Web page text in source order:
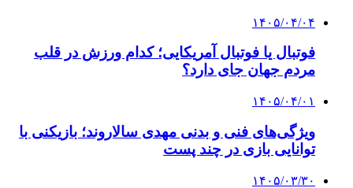
۱۴۰۵/۰۴/۰۴
فوتبال یا فوتبال آمریکایی؛ کدام ورزش در قلب
مردم جهان جای دارد؟
۱۴۰۵/۰۴/۰۱
ویژگی‌های فنی و بدنی مهدی سالاروند؛ بازیکنی با
توانایی بازی در چند پست
۱۴۰۵/۰۳/۳۰